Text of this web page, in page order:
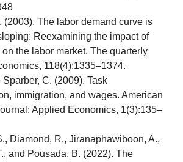
(2003). The labor demand curve is
Reexamining the impact of
the labor market. The quarterly
118(4):1335–1374.
Sparber, C. (2009). Task
immigration, and wages. American
Applied Economics, 1(3):135–
Diamond, R., Jiranaphawiboon, A.,
and Pousada, B. (2022). The